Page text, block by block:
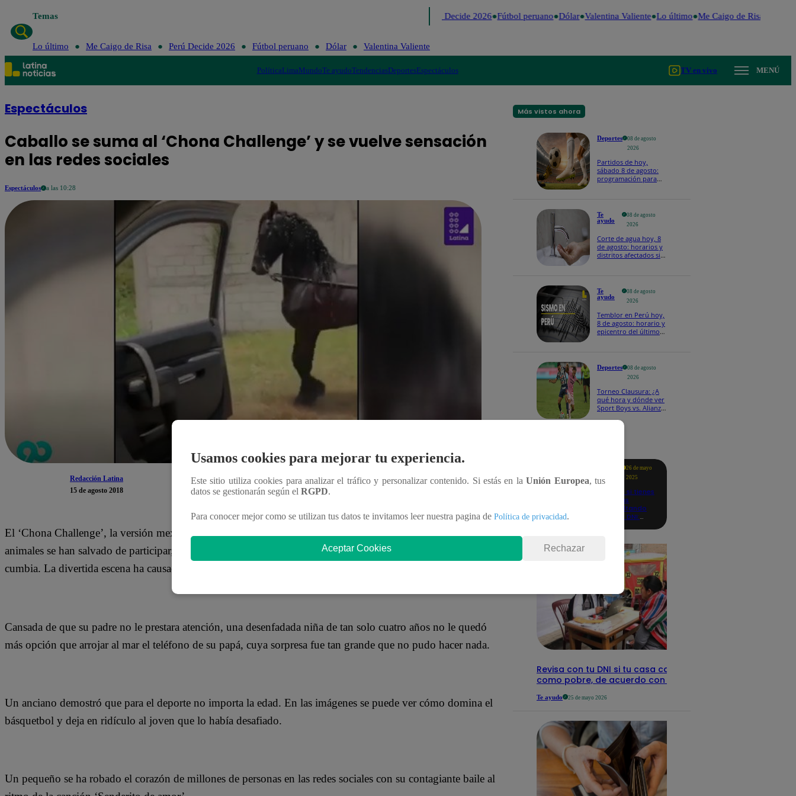
Temas Perú Decide 2026 Fútbol peruano Dólar Valentina Valiente Lo último Me Caigo de Risa
Lo último Me Caigo de Risa Perú Decide 2026 Fútbol peruano Dólar Valentina Valiente
PolíticaLimaMundoTe ayudoTendenciasDeportesEspectáculos TV en vivo MENÚ
Espectáculos
Caballo se suma al ‘Chona Challenge’ y se vuelve sensación
en las redes sociales
Espectáculos a las 10:28
Redacción Latina
15 de agosto 2018
Compartir
El ‘Chona Challenge’, la versión mexicana del ‘Kiki Challenge’, ya es una sensación en Internet, y ni los
animales se han salvado de participar, como es el caso de un caballo que baila al ritmo de una pegajosa
cumbia. La divertida escena ha causado gran asombro entre millones de cibernautas.
Cansada de que su padre no le prestara atención, una desenfadada niña de tan solo cuatro años no le quedó
más opción que arrojar al mar el teléfono de su papá, cuya sorpresa fue tan grande que no pudo hacer nada.
Un anciano demostró que para el deporte no importa la edad. En las imágenes se puede ver cómo domina el
básquetbol y deja en ridículo al joven que lo había desafiado.
Un pequeño se ha robado el corazón de millones de personas en las redes sociales con su contagiante baile al
Más vistos ahora
Deportes
08 de agosto
2026
Partidos de hoy,
sábado 8 de agosto:
programación para
Te
ayudo
08 de agosto
2026
Corte de agua hoy, 8
de agosto: horarios y
distritos afectados sin
Te
ayudo
08 de agosto
2026
Temblor en Perú hoy,
8 de agosto: horario y
epicentro del último
Deportes
08 de agosto
2026
Torneo Clausura: ¿A
qué hora y dónde ver
Sport Boys vs. Alianza
26 de mayo
2025
Revisa si tienes
deudas
consultando
con tu DNI:
detalles
Revisa con tu DNI si tu casa califica
como pobre, de acuerdo con el Sisfoh
Te ayudo 25 de mayo 2026
Usamos cookies para mejorar tu experiencia.
Este sitio utiliza cookies para analizar el tráfico y personalizar contenido. Si estás en laUnión Europea, tus
datos se gestionarán según el RGPD.
Para conocer mejor como se utilizan tus datos te invitamos leer nuestra pagina de Política de privacidad.
Aceptar Cookies Rechazar